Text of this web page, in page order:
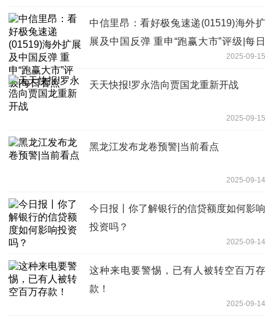
中信里昂：看好极兔速递(01519)海外扩
展及中国反弹 重申“跑赢大市”评级|每日
2025-09-15
天天快报!罗永浩向贾国龙重新开战
2025-09-15
黑龙江发布龙卷预警|当前看点
2025-09-14
今日报丨你了解银行的信贷额度如何影响
投资吗？
2025-09-14
这种来电要警惕，已有人被转空百万存
款！
2025-09-14